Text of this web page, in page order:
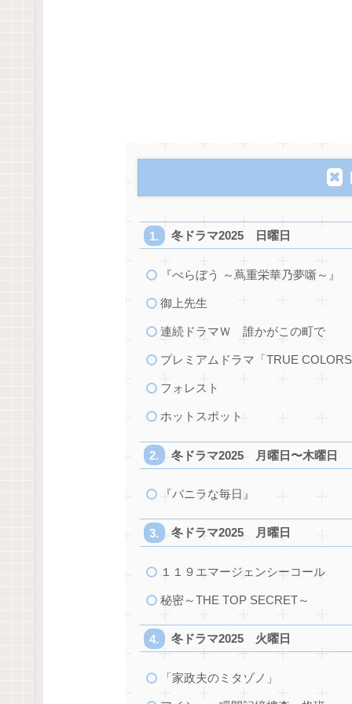
冬ドラマ2025 日曜日
『べらぼう ～蔦重栄華乃夢噺～』
御上先生
連続ドラマＷ 誰かがこの町で
プレミアムドラマ「TRUE
フォレスト
ホットスポット
冬ドラマ2025 月曜日〜木曜日
『バニラな毎日』
冬ドラマ2025 月曜日
１１９エマージェンシーコール
秘密～THE TOP SECRET～
冬ドラマ2025 火曜日
「家政夫のミタゾノ」